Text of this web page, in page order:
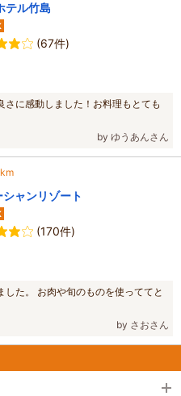
テル竹島
(67件)
に感動しました！お料理もとても
by ゆうあんさん
ャンリゾート
(170件)
た。 お肉や旬のものを使っててと
by さおさん